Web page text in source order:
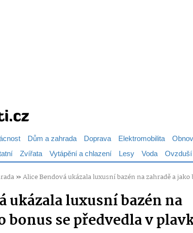
Dům a zahrada Doprava Elektromobilita
Zvířata Vytápění a chlazení Lesy Voda Ovzduší
»Alice Bendová ukázala luxusní bazén na zahradě a
ukázala luxusní bazén na
bonus se předvedla v